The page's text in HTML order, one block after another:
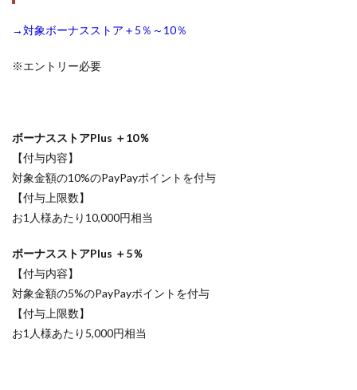
→対象ボーナスストア＋5％～10％
※エントリー必要
ボーナスストアPlus ＋10％
【付与内容】
対象金額の10%のPayPayポイントを付与
【付与上限数】
お1人様あたり10,000円相当
ボーナスストアPlus ＋5％
【付与内容】
対象金額の5%のPayPayポイントを付与
【付与上限数】
お1人様あたり5,000円相当